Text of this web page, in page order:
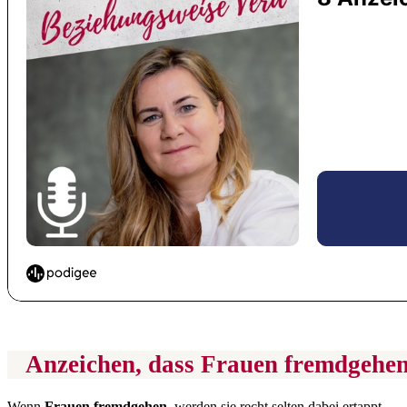
Anzeichen, dass Frauen